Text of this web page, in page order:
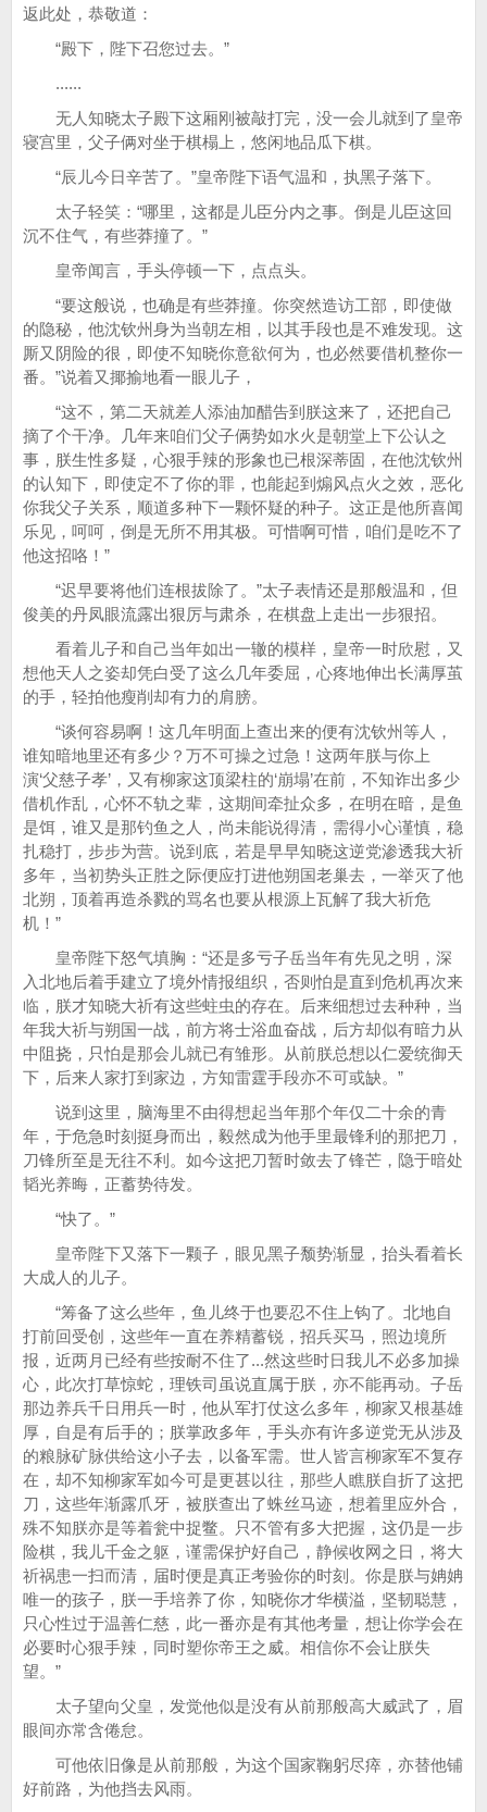
返此处，恭敬道：
“殿下，陛下召您过去。”
......
无人知晓太子殿下这厢刚被敲打完，没一会儿就到了皇帝
寝宫里，父子俩对坐于棋榻上，悠闲地品瓜下棋。
“辰儿今日辛苦了。”皇帝陛下语气温和，执黑子落下。
太子轻笑：“哪里，这都是儿臣分内之事。倒是儿臣这回
沉不住气，有些莽撞了。”
皇帝闻言，手头停顿一下，点点头。
“要这般说，也确是有些莽撞。你突然造访工部，即使做
的隐秘，他沈钦州身为当朝左相，以其手段也是不难发现。这
厮又阴险的很，即使不知晓你意欲何为，也必然要借机整你一
番。”说着又揶揄地看一眼儿子，
“这不，第二天就差人添油加醋告到朕这来了，还把自己
摘了个干净。几年来咱们父子俩势如水火是朝堂上下公认之
事，朕生性多疑，心狠手辣的形象也已根深蒂固，在他沈钦州
的认知下，即使定不了你的罪，也能起到煽风点火之效，恶化
你我父子关系，顺道多种下一颗怀疑的种子。这正是他所喜闻
乐见，呵呵，倒是无所不用其极。可惜啊可惜，咱们是吃不了
他这招咯！”
“迟早要将他们连根拔除了。”太子表情还是那般温和，但
俊美的丹凤眼流露出狠厉与肃杀，在棋盘上走出一步狠招。
看着儿子和自己当年如出一辙的模样，皇帝一时欣慰，又
想他天人之姿却凭白受了这么几年委屈，心疼地伸出长满厚茧
的手，轻拍他瘦削却有力的肩膀。
“谈何容易啊！这几年明面上查出来的便有沈钦州等人，
谁知暗地里还有多少？万不可操之过急！这两年朕与你上
演‘父慈子孝’，又有柳家这顶梁柱的‘崩塌’在前，不知诈出多少
借机作乱，心怀不轨之辈，这期间牵扯众多，在明在暗，是鱼
是饵，谁又是那钓鱼之人，尚未能说得清，需得小心谨慎，稳
扎稳打，步步为营。说到底，若是早早知晓这逆党渗透我大祈
多年，当初势头正胜之际便应打进他朔国老巢去，一举灭了他
北朔，顶着再造杀戮的骂名也要从根源上瓦解了我大祈危
机！”
皇帝陛下怒气填胸：“还是多亏子岳当年有先见之明，深
入北地后着手建立了境外情报组织，否则怕是直到危机再次来
临，朕才知晓大祈有这些蛀虫的存在。后来细想过去种种，当
年我大祈与朔国一战，前方将士浴血奋战，后方却似有暗力从
中阻挠，只怕是那会儿就已有雏形。从前朕总想以仁爱统御天
下，后来人家打到家边，方知雷霆手段亦不可或缺。”
说到这里，脑海里不由得想起当年那个年仅二十余的青
年，于危急时刻挺身而出，毅然成为他手里最锋利的那把刀，
刀锋所至是无往不利。如今这把刀暂时敛去了锋芒，隐于暗处
韬光养晦，正蓄势待发。
“快了。”
皇帝陛下又落下一颗子，眼见黑子颓势渐显，抬头看着长
大成人的儿子。
“筹备了这么些年，鱼儿终于也要忍不住上钩了。北地自
打前回受创，这些年一直在养精蓄锐，招兵买马，照边境所
报，近两月已经有些按耐不住了...然这些时日我儿不必多加操
心，此次打草惊蛇，理铁司虽说直属于朕，亦不能再动。子岳
那边养兵千日用兵一时，他从军打仗这么多年，柳家又根基雄
厚，自是有后手的；朕掌政多年，手头亦有许多逆党无从涉及
的粮脉矿脉供给这小子去，以备军需。世人皆言柳家军不复存
在，却不知柳家军如今可是更甚以往，那些人瞧朕自折了这把
刀，这些年渐露爪牙，被朕查出了蛛丝马迹，想着里应外合，
殊不知朕亦是等着瓮中捉鳖。只不管有多大把握，这仍是一步
险棋，我儿千金之躯，谨需保护好自己，静候收网之日，将大
祈祸患一扫而清，届时便是真正考验你的时刻。你是朕与姌姌
唯一的孩子，朕一手培养了你，知晓你才华横溢，坚韧聪慧，
只心性过于温善仁慈，此一番亦是有其他考量，想让你学会在
必要时心狠手辣，同时塑你帝王之威。相信你不会让朕失
望。”
太子望向父皇，发觉他似是没有从前那般高大威武了，眉
眼间亦常含倦怠。
可他依旧像是从前那般，为这个国家鞠躬尽瘁，亦替他铺
好前路，为他挡去风雨。